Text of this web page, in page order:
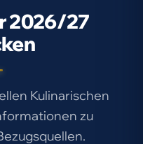
2026/27
Kulinarischen
zu